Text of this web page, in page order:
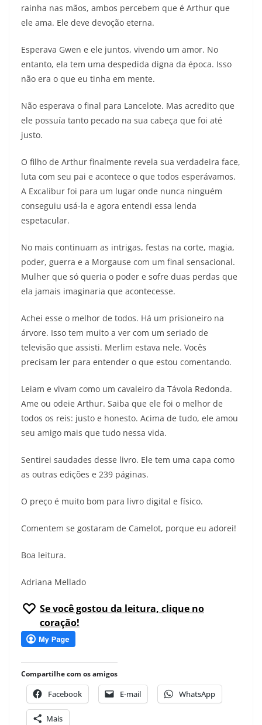
rainha nas mãos, ambos percebem que é Arthur que
ele ama. Ele deve devoção eterna.
Esperava Gwen e ele juntos, vivendo um amor. No
entanto, ela tem uma despedida digna da época. Isso
não era o que eu tinha em mente.
Não esperava o final para Lancelote. Mas acredito que
ele possuía tanto pecado na sua cabeça que foi até
justo.
O filho de Arthur finalmente revela sua verdadeira face,
luta com seu pai e acontece o que todos esperávamos.
A Excalibur foi para um lugar onde nunca ninguém
conseguiu usá-la e agora entendi essa lenda
espetacular.
No mais continuam as intrigas, festas na corte, magia,
poder, guerra e a Morgause com um final sensacional.
Mulher que só queria o poder e sofre duas perdas que
ela jamais imaginaria que acontecesse.
Achei esse o melhor de todos. Há um prisioneiro na
árvore. Isso tem muito a ver com um seriado de
televisão que assisti. Merlim estava nele. Vocês
precisam ler para entender o que estou comentando.
Leiam e vivam como um cavaleiro da Távola Redonda.
Ame ou odeie Arthur. Saiba que ele foi o melhor de
todos os reis: justo e honesto. Acima de tudo, ele amou
seu amigo mais que tudo nessa vida.
Sentirei saudades desse livro. Ele tem uma capa como
as outras edições e 239 páginas.
O preço é muito bom para livro digital e físico.
Comentem se gostaram de Camelot, porque eu adorei!
Boa leitura.
Adriana Mellado
Se você gostou da leitura, clique no
coração!
Compartilhe com os amigos
Facebook E-mail WhatsApp
Mais